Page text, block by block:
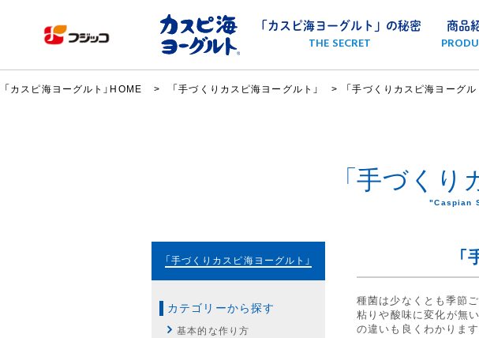
「カスピ海ヨーグルト」の秘密
THE SECRET
商品
「カスピ海ヨーグルト」HOME 「手づくりカスピ海ヨーグルト」 「手づくりカスピ海ヨーグ
「手づくり
"Caspian
「手づくりカスピ海ヨーグルト」
カテゴリーから探す
基本的な作り方
種菌は少なくとも季節
粘りや酸味に変化が無
の違いも良くわかります